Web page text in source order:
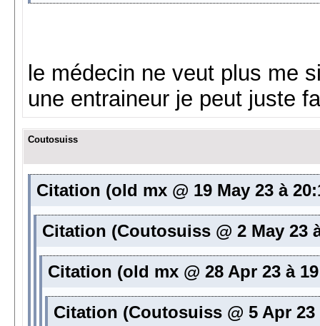
le médecin ne veut plus me
une entraineur je peut juste
Coutosuiss
Citation (old mx @ 19 May 23 à
Citation (Coutosuiss @ 2 May 23
Citation (old mx @ 28 Apr 23 à
Citation (Coutosuiss @ 5 Apr